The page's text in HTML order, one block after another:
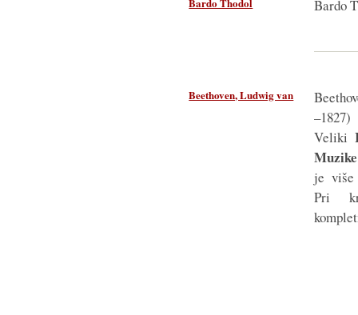
Bardo
Beethoven, Ludwig van
Veliki
je više
Pri